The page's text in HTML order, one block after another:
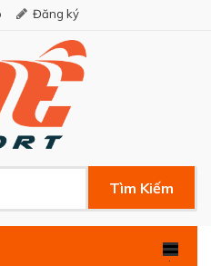
Đăng ký
Tìm Kiếm
.